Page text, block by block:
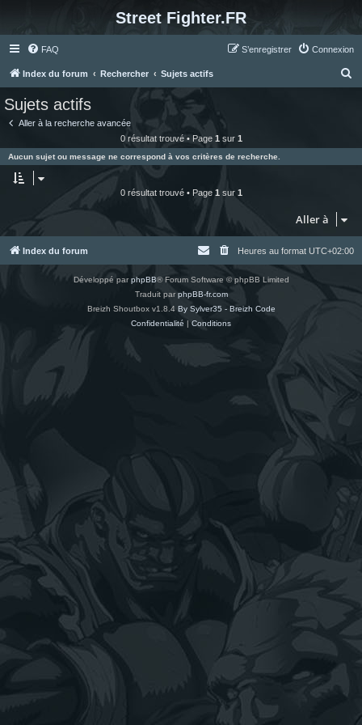
Street Fighter.FR
FAQ Connexion
S’enregistrer
Index du forum Rechercher Sujets actifs
e
r
Sujets actifs
Aller à la recherche avancée
0 résultat trouvé • Page 1 sur 1
Aucun sujet ou message ne correspond à vos critères de recherche.
0 résultat trouvé • Page 1 sur 1
Aller à
Index du forum Heures au format UTC+02:00
Développé parphpBB® Forum Software © phpBB Limited
Traduit parphpBB-fr.com
Breizh Shoutbox v1.8.4 By Sylver35 - Breizh Code
Confidentialité | Conditions